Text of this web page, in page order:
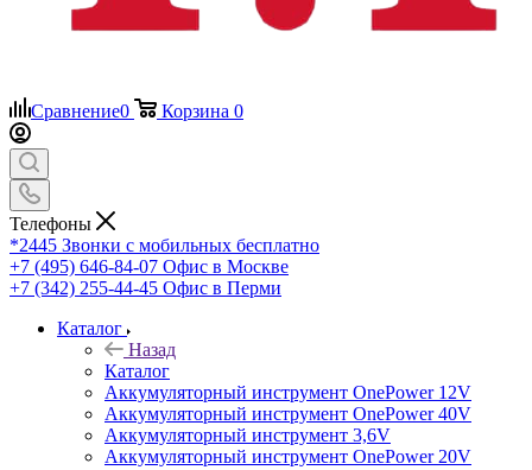
Сравнение0 Корзина 0
Телефоны
*2445 Звонки с мобильных бесплатно
+7 (495) 646-84-07 Офис в Москве
+7 (342) 255-44-45 Офис в Перми
Каталог
Назад
Каталог
Аккумуляторный инструмент OnePower 12V
Аккумуляторный инструмент OnePower 40V
Аккумуляторный инструмент 3,6V
Аккумуляторный инструмент OnePower 20V